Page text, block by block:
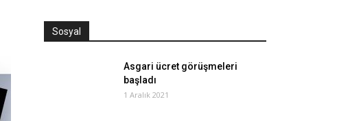
Sosyal
Asgari ücret görüşmeleri
başladı
1 Aralık 2021